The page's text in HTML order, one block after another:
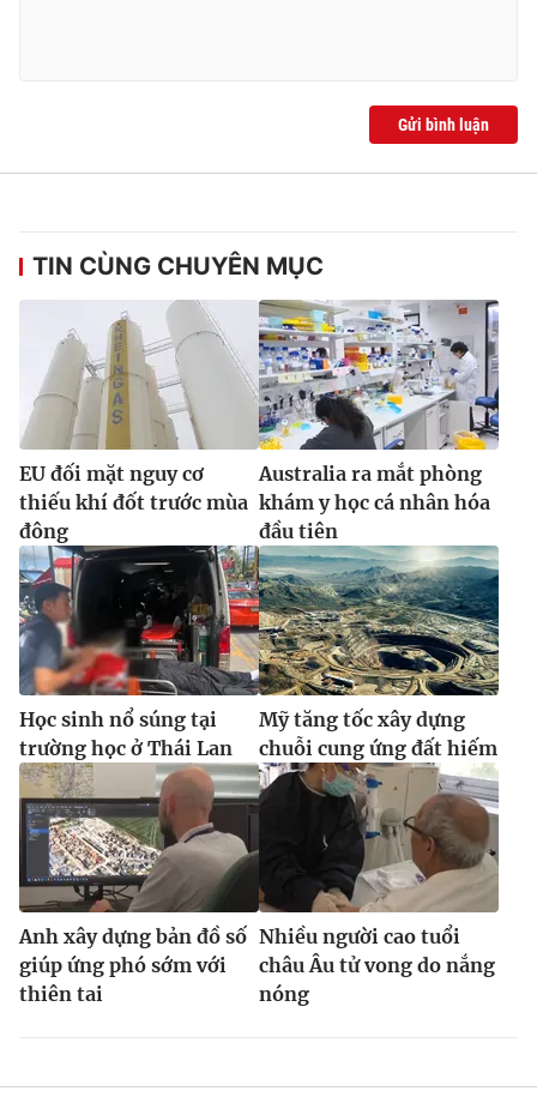
Phó Tổng Biên tập:Nguyễn Thị Mỹ Hạnh, Phạm Quốc Thắng,
Ðiện thoại Thời báo VTV:024.66 897 897
Liên hệ quảng cáo:
024-7300.7108
® Cấm sao chép dưới mọi hình thức nếu không có sự chấp
thuận bằng văn bản. Ghi rõ nguồn VTV.vn khi phát hành lại
thông tin từ website này.
Gửi bình luận
TIN CÙNG CHUYÊN MỤC
EU đối mặt nguy cơ
thiếu khí đốt trước mùa
đông
Australia ra mắt phòng
khám y học cá nhân hóa
đầu tiên
Học sinh nổ súng tại
trường học ở Thái Lan
Mỹ tăng tốc xây dựng
chuỗi cung ứng đất hiếm
Anh xây dựng bản đồ số
giúp ứng phó sớm với
thiên tai
Nhiều người cao tuổi
châu Âu tử vong do nắng
nóng